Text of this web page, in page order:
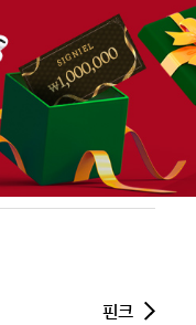
핀크